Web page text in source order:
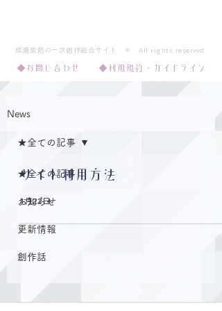
成瀬紫苑の一次創作総合サイト ＊ ​All rights reserved.​​
◆お問い合わせ ◆利用規約・ガイドライン
News
★全ての記事
お知らせ
更新情報
創作話
★全ての記事
サイト利用方法
1月22日